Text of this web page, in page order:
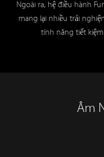
Ngoài ra, hệ điều hành
mang lại nhiều trải
tính năng tiết
Âm